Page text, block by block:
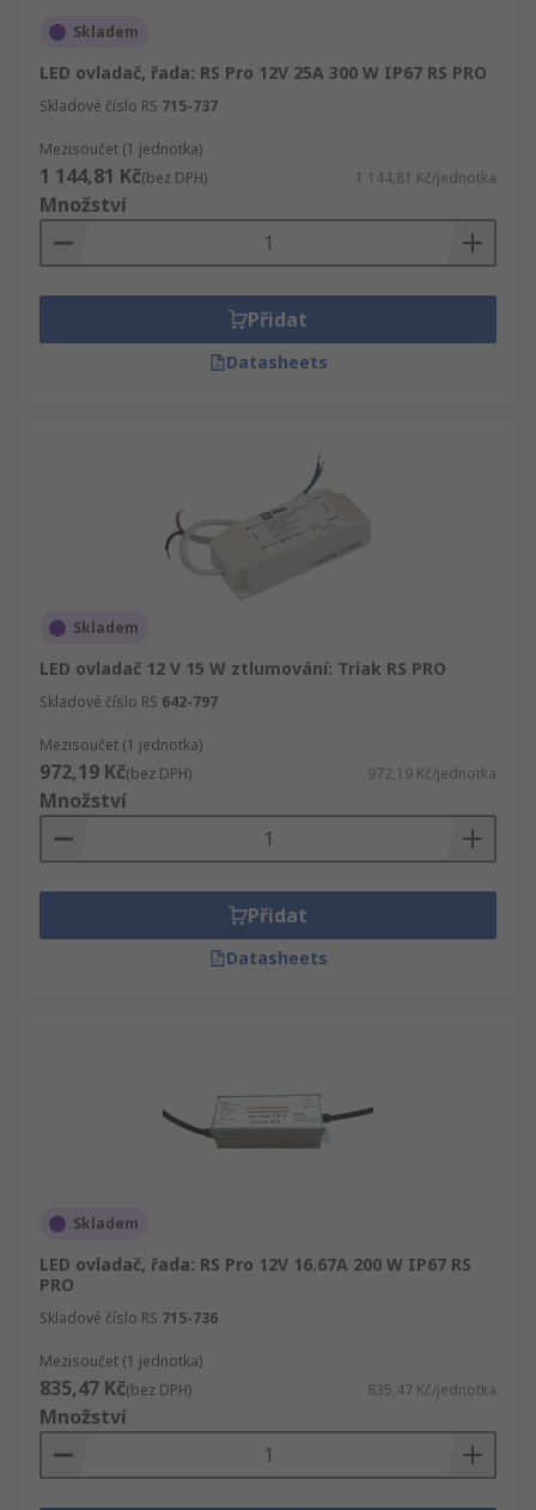
Skladem
LED ovladač, řada: RS Pro 12V 25A 300 W IP67 RS PRO
Skladové číslo RS 715-737
Mezisoučet (1 jednotka)
1 144,81 Kč(bez DPH) 1 144,81 Kč/jednotka
Množství
Přidat
Datasheets
Skladem
LED ovladač 12 V 15 W ztlumování: Triak RS PRO
Skladové číslo RS 642-797
Mezisoučet (1 jednotka)
972,19 Kč(bez DPH) 972,19 Kč/jednotka
Množství
Přidat
Datasheets
Skladem
LED ovladač, řada: RS Pro 12V 16.67A 200 W IP67 RS
PRO
Skladové číslo RS 715-736
Mezisoučet (1 jednotka)
835,47 Kč(bez DPH) 835,47 Kč/jednotka
Množství